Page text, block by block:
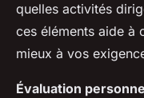
quelles activités
ces éléments aide à
mieux à vos
Évaluation